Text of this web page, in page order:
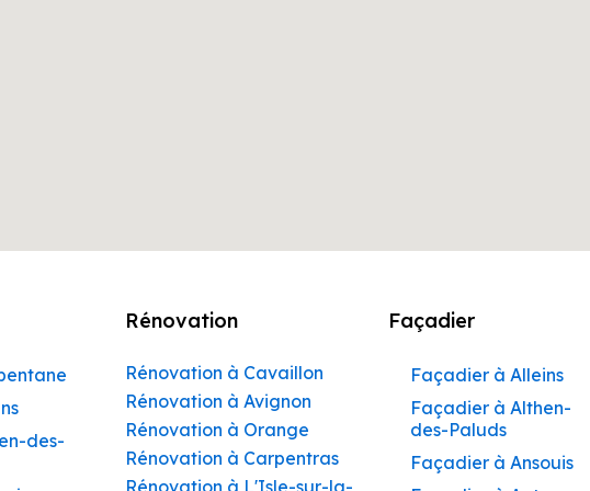
des-
Rénovation
Rénovation à Cavaillon
Rénovation à Avignon
Rénovation à Orange
Rénovation à Carpentras
Rénovation à L'Isle-sur-la-
Façadier
Façadier à Alleins
Façadier à Althen-
des-Paluds
Façadier à Ansouis